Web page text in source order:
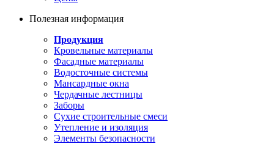
Полезная информация
Продукция
Кровельные материалы
Фасадные материалы
Водосточные системы
Мансардные окна
Чердачные лестницы
Заборы
Сухие строительные смеси
Утепление и изоляция
Элементы безопасности